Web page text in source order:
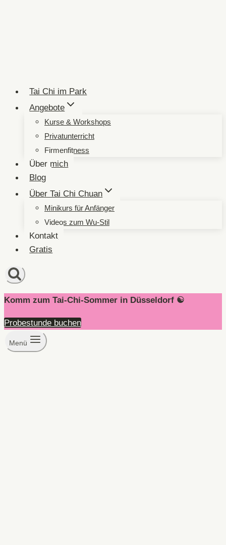
Tai Chi im Park
Angebote
Kurse & Workshops
Privatunterricht
Firmenfitness
Über mich
Blog
Über Tai Chi Chuan
Minikurs für Anfänger
Videos zum Wu-Stil
Kontakt
Gratis
Komm zum Tai-Chi-Sommer in Düsseldorf ☯️
Probestunde buchen
Menü